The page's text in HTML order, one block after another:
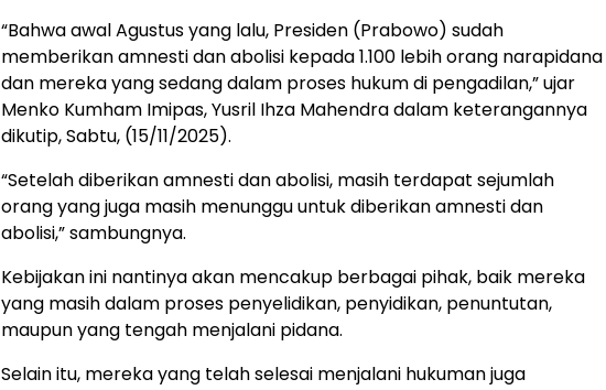
“Bahwa awal Agustus yang lalu, Presiden (Prabowo) sudah
memberikan amnesti dan abolisi kepada 1.100 lebih orang narapidana
dan mereka yang sedang dalam proses hukum di pengadilan,” ujar
Menko Kumham Imipas, Yusril Ihza Mahendra dalam keterangannya
dikutip, Sabtu, (15/11/2025).
“Setelah diberikan amnesti dan abolisi, masih terdapat sejumlah
orang yang juga masih menunggu untuk diberikan amnesti dan
abolisi,” sambungnya.
Kebijakan ini nantinya akan mencakup berbagai pihak, baik mereka
yang masih dalam proses penyelidikan, penyidikan, penuntutan,
maupun yang tengah menjalani pidana.
Selain itu, mereka yang telah selesai menjalani hukuman juga